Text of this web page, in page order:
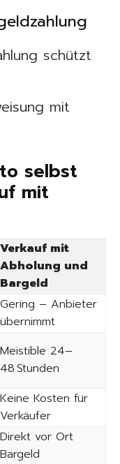
schützt
mit
selbst
mit
Verkauf mit
Abholung und
Bargeld
Gering – Anbieter
übernimmt
Meistible 24–
48 Stunden
Keine Kosten für
Verkäufer
Direkt vor Ort
Bargeld